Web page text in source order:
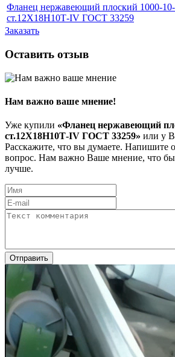
Фланец нержавеющий плоский 1000-
ст.12Х18Н10Т-IV ГОСТ 33259
Заказать
Оставить отзыв
Нам важно ваше мнение!
Уже купили «Фланец нержавеющий
ст.12Х18Н10Т-IV ГОСТ 33259» или у
Расскажите, что вы думаете. Напишите
вопрос. Нам важно Ваше мнение, что бы
лучше.